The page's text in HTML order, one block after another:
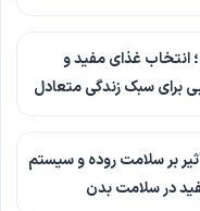
انتخاب غذای مفید و
برای سبک زندگی متعادل
بر سلامت روده و سیستم
در سلامت بدن